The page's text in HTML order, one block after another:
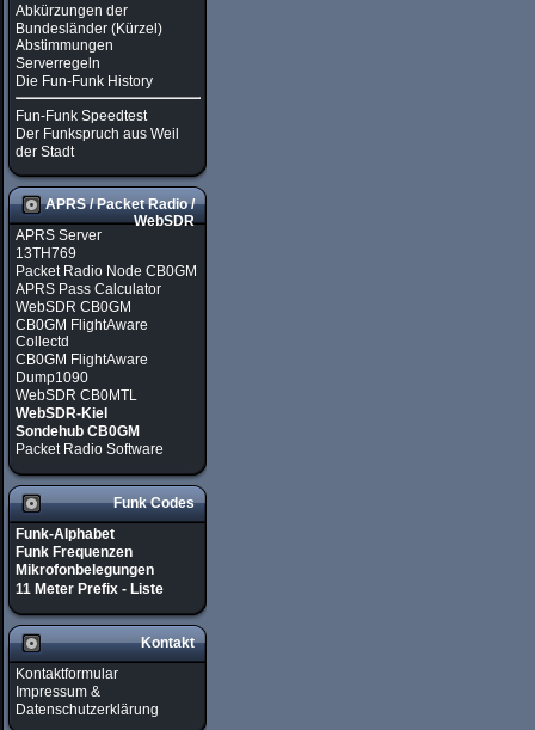
Abkürzungen der
Bundesländer (Kürzel)
Abstimmungen
Serverregeln
Die Fun-Funk History
Fun-Funk Speedtest
Der Funkspruch aus Weil
der Stadt
APRS / Packet Radio /
WebSDR
APRS Server
13TH769
Packet Radio Node CB0GM
APRS Pass Calculator
WebSDR CB0GM
CB0GM FlightAware
Collectd
CB0GM FlightAware
Dump1090
WebSDR CB0MTL
WebSDR-Kiel
Sondehub CB0GM
Packet Radio Software
Funk Codes
Funk-Alphabet
Funk Frequenzen
Mikrofonbelegungen
11 Meter Prefix - Liste
Kontakt
Kontaktformular
Impressum &
Datenschutzerklärung